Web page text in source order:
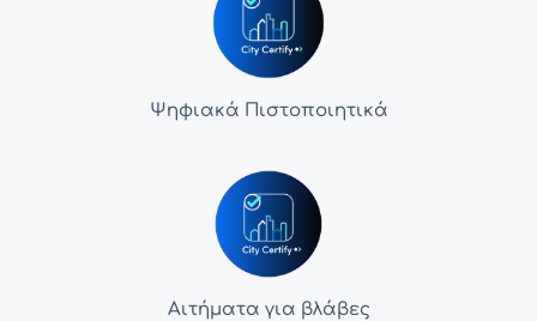
Ψηφιακά Πιστοποιητικά
Αιτήματα για βλάβες